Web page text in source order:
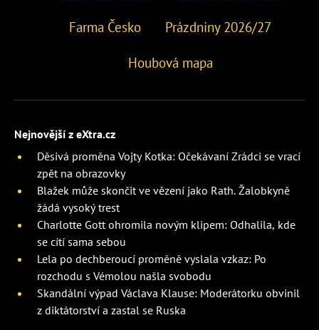
Farma Česko Prázdniny 2026/27
Houbová mapa
Nejnovější z eXtra.cz
Děsivá proměna Vojty Kotka: Očekávaní Zrádci se vrací
zpět na obrazovky
Blažek může skončit ve vězení jako Rath. Žalobkyně
žádá vysoký trest
Charlotte Gott ohromila novým klipem: Odhalila, kde
se cítí sama sebou
Lela po dechberoucí proměně vyslala vzkaz: Po
rozchodu s Vémolou našla svobodu
Skandální výpad Václava Klause: Moderátorku obvinil
z diktátorství a zastal se Ruska